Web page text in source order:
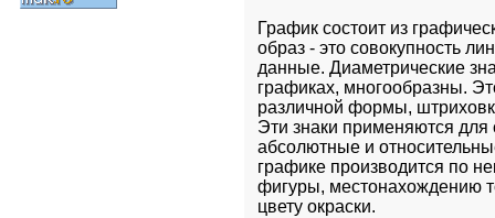
График состоит из
образ - это совокупность
данные. Диаметрические
графиках, многообразны.
различной формы,
Эти знаки применяются для
абсолютные и
графике производится по
фигуры, местонахождению
цвету окраски.